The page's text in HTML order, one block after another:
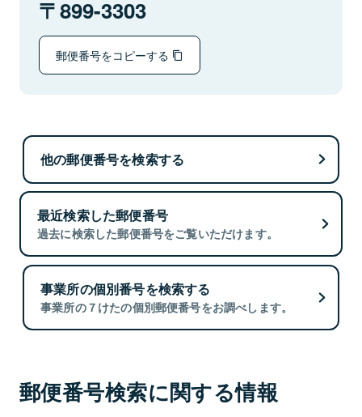
899-3303
郵便番号をコピーする
他の郵便番号を検索する
最近検索した郵便番号
過去に検索した郵便番号をご覧いただけます。
事業所の個別番号を検索する
事業所の７けたの個別郵便番号をお調べします。
郵便番号検索に関する情報